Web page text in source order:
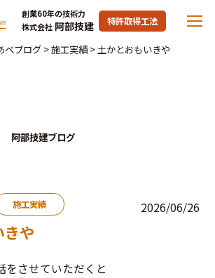
創業60年の技術力
株式会社 阿部技建 特許取得工法
べブログ>施工実績>土かとおもいきや
阿部技建ブログ
施工実績 2026/06/26
きや
をさせていただくと